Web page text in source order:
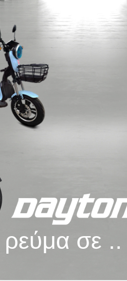
ρεύμα σε ..